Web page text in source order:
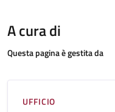
A cura di
Questa pagina è gestita da
UFFICIO